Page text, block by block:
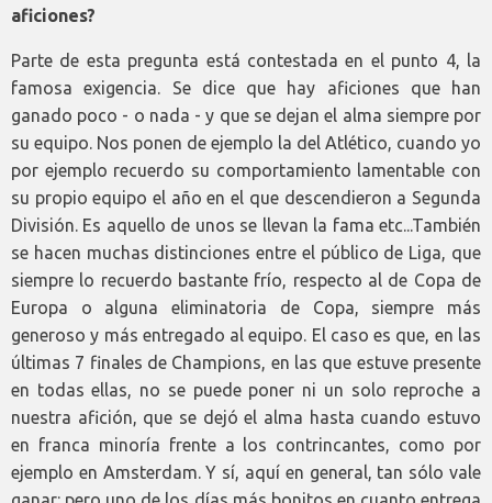
aficiones?
Parte de esta pregunta está contestada en el punto 4, la
famosa exigencia. Se dice que hay aficiones que han
ganado poco - o nada - y que se dejan el alma siempre por
su equipo. Nos ponen de ejemplo la del Atlético, cuando yo
por ejemplo recuerdo su comportamiento lamentable con
su propio equipo el año en el que descendieron a Segunda
División. Es aquello de unos se llevan la fama etc...También
se hacen muchas distinciones entre el público de Liga, que
siempre lo recuerdo bastante frío, respecto al de Copa de
Europa o alguna eliminatoria de Copa, siempre más
generoso y más entregado al equipo. El caso es que, en las
últimas 7 finales de Champions, en las que estuve presente
en todas ellas, no se puede poner ni un solo reproche a
nuestra afición, que se dejó el alma hasta cuando estuvo
en franca minoría frente a los contrincantes, como por
ejemplo en Amsterdam. Y sí, aquí en general, tan sólo vale